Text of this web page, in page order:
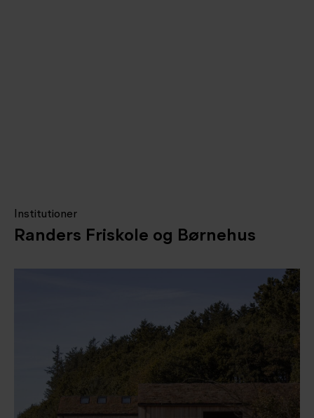
Institutioner
Randers Friskole og Børnehus